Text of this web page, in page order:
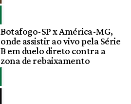
Botafogo-SP x América-MG,
onde assistir ao vivo pela Série
B em duelo direto contra a
zona de rebaixamento